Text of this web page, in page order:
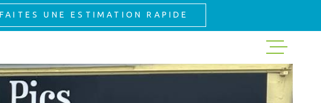
ACHETER
FAITES UNE ESTIMATION RAPIDE